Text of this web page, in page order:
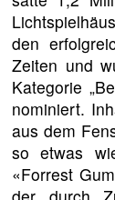
den
Zeiten und
Kategorie
nominiert.
aus dem
so etwas
«Forrest